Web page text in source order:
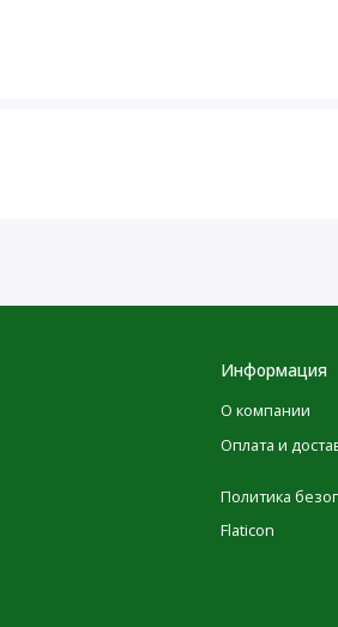
Информация
О компании
Оплата и
Политика
Flaticon